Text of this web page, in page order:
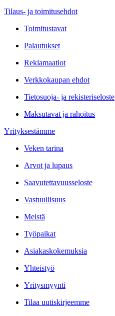
Tilaus- ja toimitusehdot
Toimitustavat
Palautukset
Reklamaatiot
Verkkokaupan ehdot
Tietosuoja- ja rekisteriseloste
Maksutavat ja rahoitus
Yrityksestämme
Veken tarina
Arvot ja lupaus
Saavutettavuusseloste
Vastuullisuus
Meistä
Työpaikat
Asiakaskokemuksia
Yhteistyö
Yritysmyynti
Tilaa uutiskirjeemme